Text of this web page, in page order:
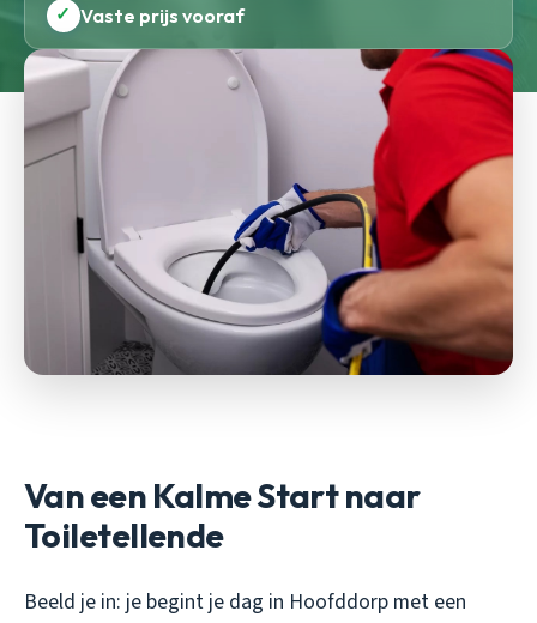
✓ Vaste prijs vooraf
Van een Kalme Start naar
Toiletellende
Beeld je in: je begint je dag in Hoofddorp met een